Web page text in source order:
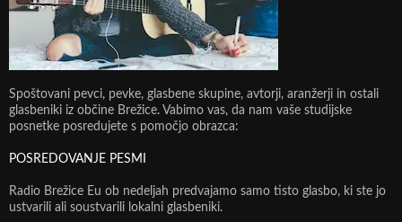
Spoštovani pevci, pevke, glasbene skupine, avtorji, aranžerji in ostali
glasbeniki iz občine Brežice. Vabimo vas, da nam vaše studijske
posnetke posredujete s pomočjo obrazca:
POSREDOVANJE PESMI
Radio Brežice Eu ob nedeljah predvajamo samo tisto glasbo, ki ste jo
ustvarili ali soustvarili lokalni glasbeniki.